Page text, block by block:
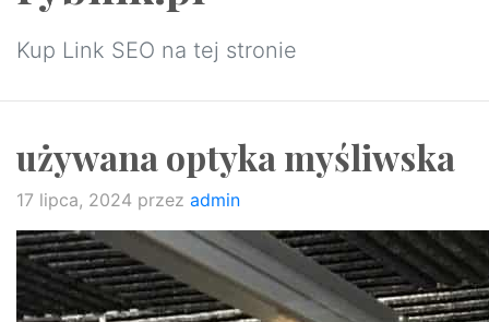
Kup Link SEO na tej stronie
używana optyka myśliwska
17 lipca, 2024 przez admin